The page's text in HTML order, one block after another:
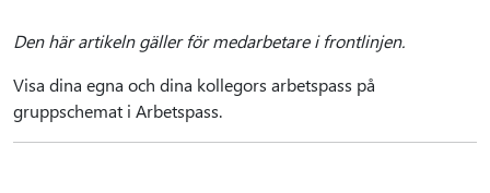
Den här artikeln gäller för medarbetare i frontlinjen.
Visa dina egna och dina kollegors arbetspass på
gruppschemat i Arbetspass.